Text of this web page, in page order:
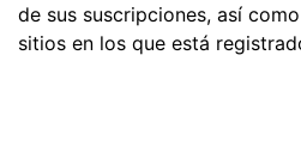
de sus suscripciones, así
sitios en los que está